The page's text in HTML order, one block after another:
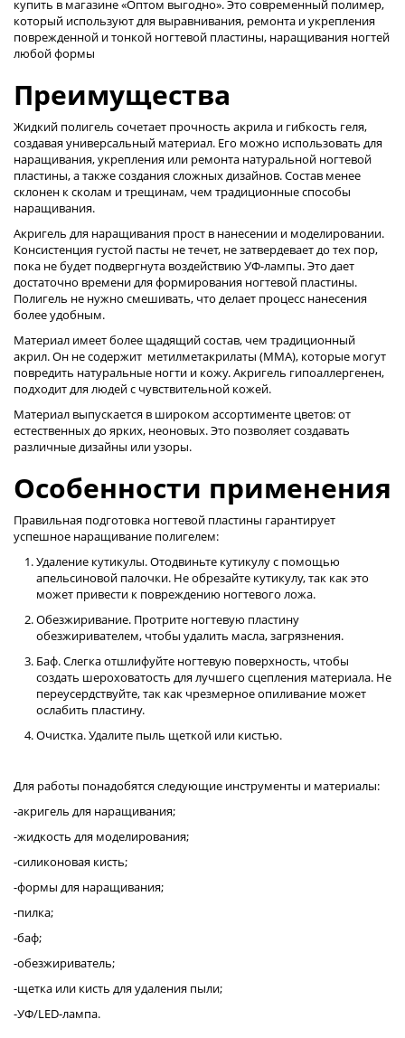
купить в магазине «Оптом выгодно». Это современный полимер,
который используют для выравнивания, ремонта и укрепления
поврежденной и тонкой ногтевой пластины, наращивания ногтей
любой формы
Преимущества
Жидкий полигель сочетает прочность акрила и гибкость геля,
создавая универсальный материал. Его можно использовать для
наращивания, укрепления или ремонта натуральной ногтевой
пластины, а также создания сложных дизайнов. Состав менее
склонен к сколам и трещинам, чем традиционные способы
наращивания.
Акригель для наращивания прост в нанесении и моделировании.
Консистенция густой пасты не течет, не затвердевает до тех пор,
пока не будет подвергнута воздействию УФ-лампы. Это дает
достаточно времени для формирования ногтевой пластины.
Полигель не нужно смешивать, что делает процесс нанесения
более удобным.
Материал имеет более щадящий состав, чем традиционный
акрил. Он не содержит метилметакрилаты (ММА), которые могут
повредить натуральные ногти и кожу. Акригель гипоаллергенен,
подходит для людей с чувствительной кожей.
Материал выпускается в широком ассортименте цветов: от
естественных до ярких, неоновых. Это позволяет создавать
различные дизайны или узоры.
Особенности применения
Правильная подготовка ногтевой пластины гарантирует
успешное наращивание полигелем:
Удаление кутикулы. Отодвиньте кутикулу с помощью
апельсиновой палочки. Не обрезайте кутикулу, так как это
может привести к повреждению ногтевого ложа.
Обезжиривание. Протрите ногтевую пластину
обезжиривателем, чтобы удалить масла, загрязнения.
Баф. Слегка отшлифуйте ногтевую поверхность, чтобы
создать шероховатость для лучшего сцепления материала. Не
переусердствуйте, так как чрезмерное опиливание может
ослабить пластину.
Очистка. Удалите пыль щеткой или кистью.
Для работы понадобятся следующие инструменты и материалы:
-акригель для наращивания;
-жидкость для моделирования;
-силиконовая кисть;
-формы для наращивания;
-пилка;
-баф;
-обезжириватель;
-щетка или кисть для удаления пыли;
-УФ/LED-лампа.